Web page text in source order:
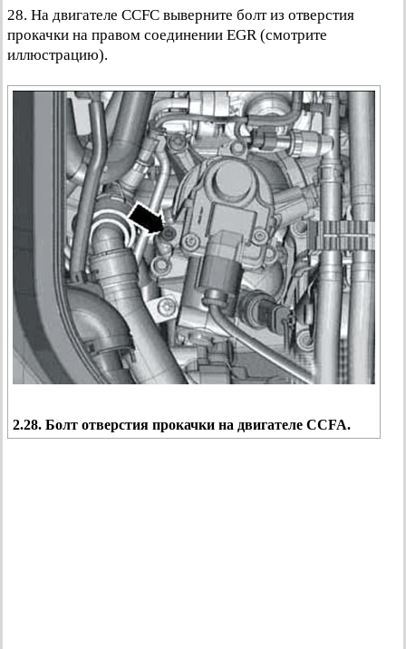
28. На двигателе CCFC выверните болт из отверстия
прокачки на правом соединении EGR (смотрите
иллюстрацию).
2.28. Болт отверстия прокачки на двигателе CCFA.